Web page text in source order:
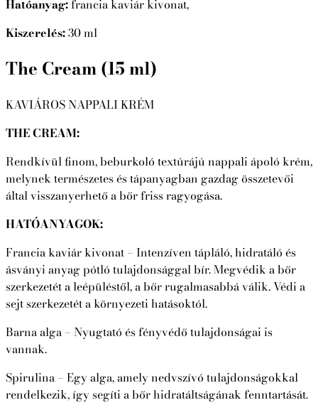
Hatóanyag:francia kaviár kivonat,
Kiszerelés:30 ml
The Cream (15 ml)
KAVIÁROS NAPPALI KRÉM
THE CREAM:
Rendkívül finom, beburkoló textúrájú nappali ápoló krém,
melynek természetes és tápanyagban gazdag összetevői
által visszanyerhető a bőr friss ragyogása.
HATÓANYAGOK:
Francia kaviár kivonat – Intenzíven tápláló, hidratáló és
ásványi anyag pótló tulajdonsággal bír. Megvédik a bőr
szerkezetét a leépüléstől, a bőr rugalmasabbá válik. Védi a
sejt szerkezetét a környezeti hatásoktól.
Barna alga – Nyugtató és fényvédő tulajdonságai is
vannak.
Spirulina – Egy alga, amely nedvszívó tulajdonságokkal
rendelkezik, így segíti a bőr hidratáltságának fenntartását.